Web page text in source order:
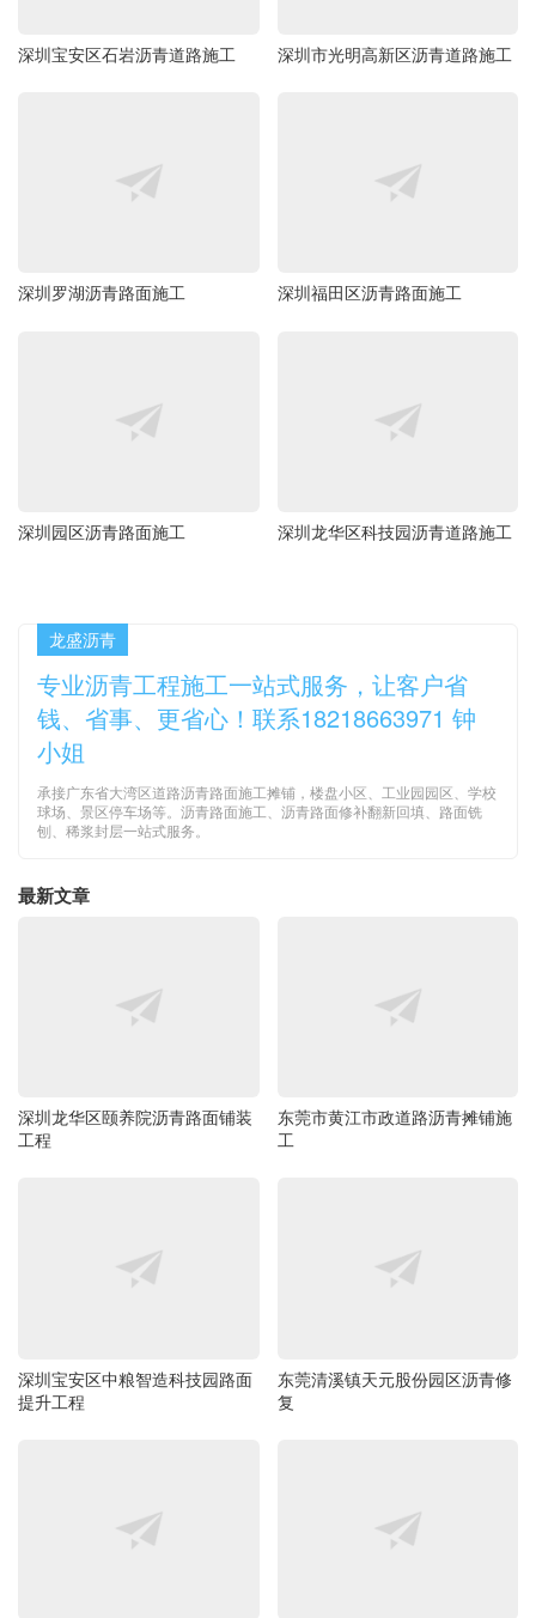
深圳宝安区石岩沥青道路施工 深圳市光明高新区沥青道路施工
深圳罗湖沥青路面施工 深圳福田区沥青路面施工
深圳园区沥青路面施工 深圳龙华区科技园沥青道路施工
龙盛沥青
专业沥青工程施工一站式服务，让客户省
钱、省事、更省心！联系18218663971 钟
小姐
承接广东省大湾区道路沥青路面施工摊铺，楼盘小区、工业园园区、学校
球场、景区停车场等。沥青路面施工、沥青路面修补翻新回填、路面铣
刨、稀浆封层一站式服务。
最新文章
深圳龙华区颐养院沥青路面铺装
工程
东莞市黄江市政道路沥青摊铺施
工
深圳宝安区中粮智造科技园路面
提升工程
东莞清溪镇天元股份园区沥青修
复